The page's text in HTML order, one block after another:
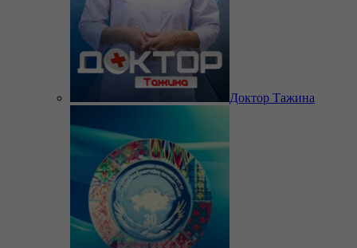
Доктор Тажина